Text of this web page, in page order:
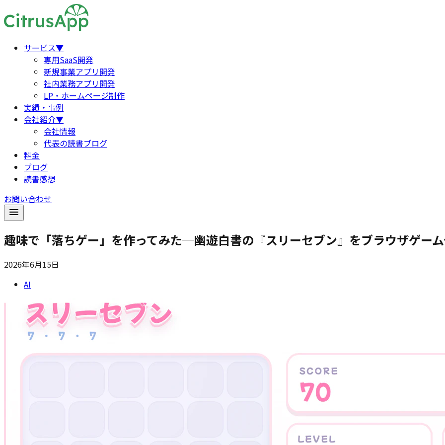
サービス▼
専用SaaS開発
新規事業アプリ開発
社内業務アプリ開発
LP・ホームページ制作
実績・事例
会社紹介▼
会社情報
代表の読書ブログ
料金
ブログ
読書感想
お問い合わせ
趣味で「落ちゲー」を作ってみた─幽遊白書の『スリーセブン』をブラウザゲー
2026年6月15日
AI